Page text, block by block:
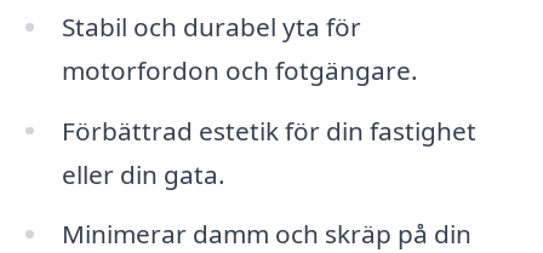
Stabil och durabel yta för
motorfordon och fotgängare.
Förbättrad estetik för din fastighet
eller din gata.
Minimerar damm och skräp på din